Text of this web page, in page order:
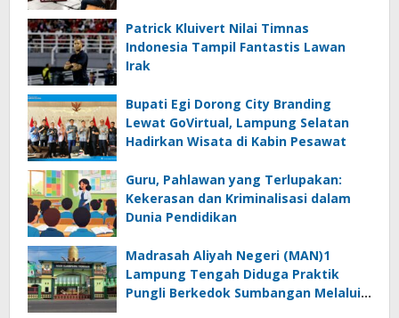
Patrick Kluivert Nilai Timnas
Indonesia Tampil Fantastis Lawan
Irak
Bupati Egi Dorong City Branding
Lewat GoVirtual, Lampung Selatan
Hadirkan Wisata di Kabin Pesawat
Guru, Pahlawan yang Terlupakan:
Kekerasan dan Kriminalisasi dalam
Dunia Pendidikan
Madrasah Aliyah Negeri (MAN)1
Lampung Tengah Diduga Praktik
Pungli Berkedok Sumbangan Melalui